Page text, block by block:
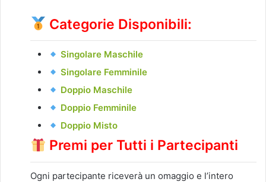
Categorie Disponibili:
Singolare Maschile
Singolare Femminile
Doppio Maschile
Doppio Femminile
Doppio Misto
Premi per Tutti i Partecipanti
Ogni partecipante riceverà un omaggio e l’intero